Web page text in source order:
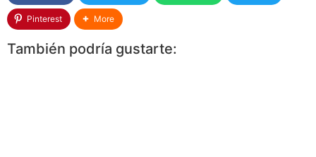
Pinterest More
También podría gustarte: